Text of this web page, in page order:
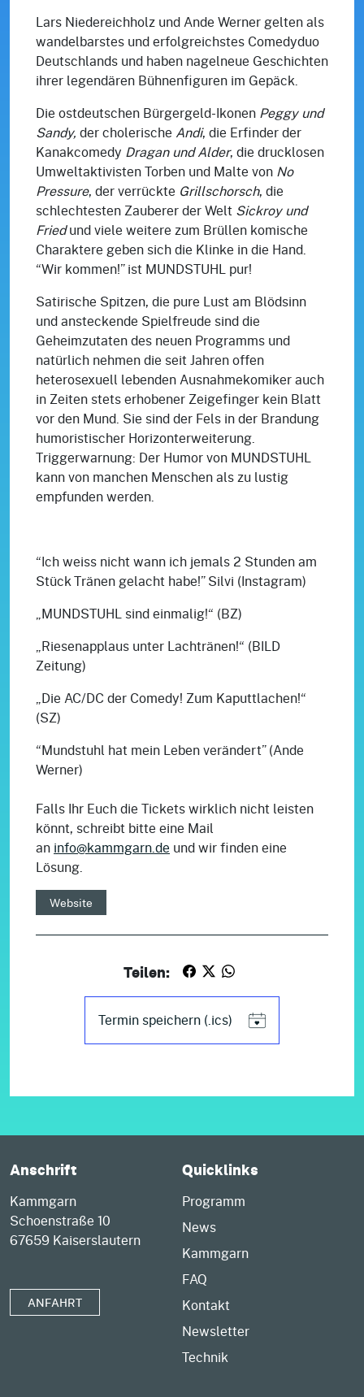
Lars Niedereichholz und Ande Werner gelten als
wandelbarstes und erfolgreichstes Comedyduo
Deutschlands und haben nagelneue Geschichten
ihrer legendären Bühnenfiguren im Gepäck.
Die ostdeutschen Bürgergeld-Ikonen Peggy und
Sandy, der cholerische Andi, die Erfinder der
Kanakcomedy Dragan und Alder, die drucklosen
Umweltaktivisten Torben und Malte von No
Pressure, der verrückte Grillschorsch, die
schlechtesten Zauberer der Welt Sickroy und
Friedund viele weitere zum Brüllen komische
Charaktere geben sich die Klinke in die Hand.
“Wir kommen!” ist MUNDSTUHL pur!
Satirische Spitzen, die pure Lust am Blödsinn
und ansteckende Spielfreude sind die
Geheimzutaten des neuen Programms und
natürlich nehmen die seit Jahren offen
heterosexuell lebenden Ausnahmekomiker auch
in Zeiten stets erhobener Zeigefinger kein Blatt
vor den Mund. Sie sind der Fels in der Brandung
humoristischer Horizonterweiterung.
Triggerwarnung: Der Humor von MUNDSTUHL
kann von manchen Menschen als zu lustig
empfunden werden.
“Ich weiss nicht wann ich jemals 2 Stunden am
Stück Tränen gelacht habe!” Silvi (Instagram)
„MUNDSTUHL sind einmalig!“ (BZ)
„Riesenapplaus unter Lachtränen!“ (BILD
Zeitung)
„Die AC/DC der Comedy! Zum Kaputtlachen!“
(SZ)
“Mundstuhl hat mein Leben verändert” (Ande
Werner)
Falls Ihr Euch die Tickets wirklich nicht leisten
könnt, schreibt bitte eine Mail
an info@kammgarn.de und wir finden eine
Lösung.
Website
Teilen:
Termin speichern (.ics)
Anschrift
Kammgarn
Schoenstraße 10
67659 Kaiserslautern
ANFAHRT
Quicklinks
Programm
News
Kammgarn
FAQ
Kontakt
Newsletter
Technik